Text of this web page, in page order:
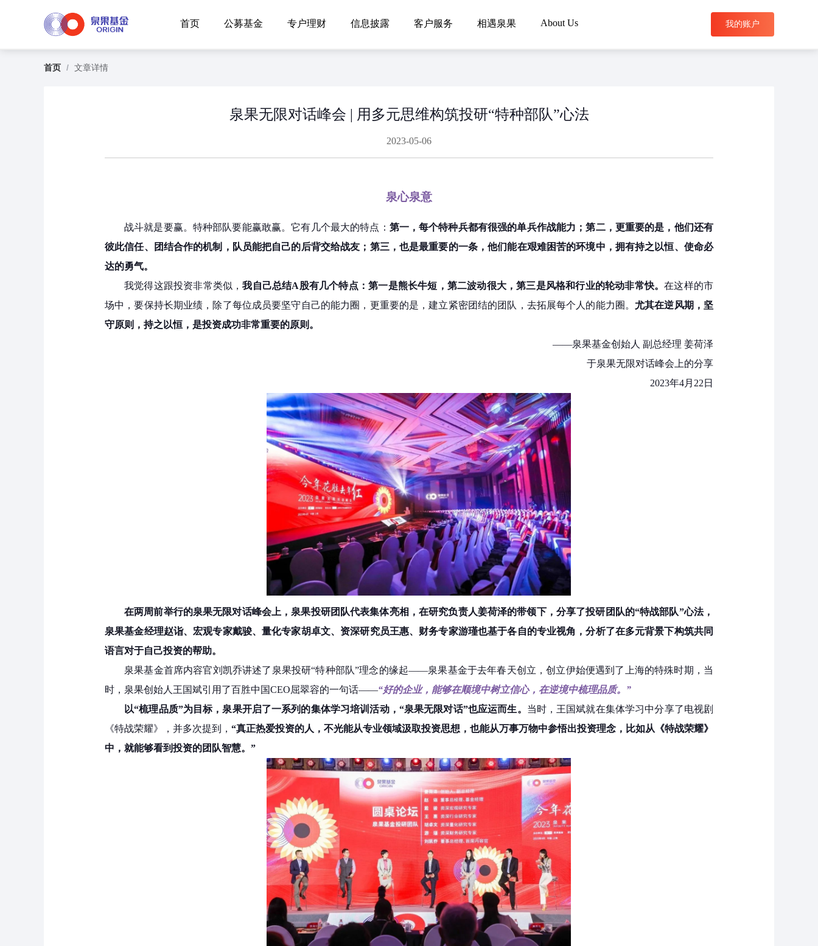
首页 公募基金 专户理财 信息披露 客户服务 相遇泉果 About Us 我的账户
搜索
首页 / 文章详情
泉果无限对话峰会 | 用多元思维构筑投研“特种部队”心法
2023-05-06
泉心泉意
战斗就是要赢。特种部队要能赢敢赢。它有几个最大的特点： 第一，每个特种兵都有很强的单兵作战能力；第二，更重要的是，他们还有
彼此信任、团结合作的机制，队员能把自己的后背交给战友；第三，也是最重要的一条，他们能在艰难困苦的环境中，拥有持之以恒、使命必
达的勇气。
我觉得这跟投资非常类似，我自己总结A股有几个特点：第一是熊长牛短，第二波动很大，第三是风格和行业的轮动非常快。在这样的市
场中，要保持长期业绩，除了每位成员要坚守自己的能力圈，更重要的是，建立紧密团结的团队，去拓展每个人的能力圈。 尤其在逆风期，坚
守原则，持之以恒，是投资成功非常重要的原则。
——泉果基金创始人 副总经理 姜荷泽
于泉果无限对话峰会上的分享
2023年4月22日
在两周前举行的泉果无限对话峰会上，泉果投研团队代表集体亮相，在研究负责人姜荷泽的带领下，分享了投研团队的“特战部队”心法，
泉果基金经理赵诣、宏观专家戴骏、量化专家胡卓文、资深研究员王惠、财务专家游瑾也基于各自的专业视角，分析了在多元背景下构筑共同
语言对于自己投资的帮助。
泉果基金首席内容官刘凯乔讲述了泉果投研“特种部队”理念的缘起——泉果基金于去年春天创立，创立伊始便遇到了上海的特殊时期，当
时，泉果创始人王国斌引用了百胜中国CEO屈翠容的一句话——“好的企业，能够在顺境中树立信心，在逆境中梳理品质。”
以“梳理品质”为目标，泉果开启了一系列的集体学习培训活动，“泉果无限对话”也应运而生。 当时，王国斌就在集体学习中分享了电视剧
《特战荣耀》，并多次提到， “真正热爱投资的人，不光能从专业领域汲取投资思想，也能从万事万物中参悟出投资理念，比如从《特战荣耀》
中，就能够看到投资的团队智慧。”